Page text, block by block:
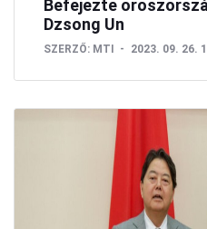
Befejezte
Dzsong Un
SZERZŐ: MTI 2023. 09. 26.